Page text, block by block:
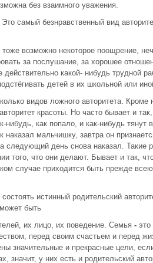
без взаимного уважения.
самый безнравственный вид
возможно некоторое поощрение,
за послушание, за хорошее
действительно какой- нибудь трудной
детей в их школьной или
видов ложного авторитета. Кроме
красоты. Но часто бывает и
нибудь, как попало, и как-нибудь
наказал мальчишку, завтра он
следующий день снова наказал. Такие
того, что они делают. Бывает и так,
случае приходится быть прежде
истинный родительский
быть
их лицо, их поведение. Семья-это
перед своим счастьем и перед
значительные и прекрасные цели,
значит, у них есть и родительский